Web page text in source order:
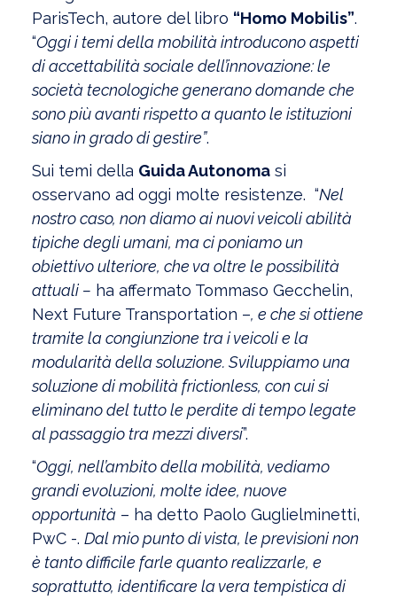
ParisTech, autore del libro “Homo Mobilis”.
“Oggi i temi della mobilità introducono aspetti
di accettabilità sociale dell’innovazione: le
società tecnologiche generano domande che
sono più avanti rispetto a quanto le istituzioni
siano in grado di gestire”.
Sui temi della Guida Autonoma si
osservano ad oggi molte resistenze. “Nel
nostro caso, non diamo ai nuovi veicoli abilità
tipiche degli umani, ma ci poniamo un
obiettivo ulteriore, che va oltre le possibilità
attuali – ha affermato Tommaso Gecchelin,
Next Future Transportation –, e che si ottiene
tramite la congiunzione tra i veicoli e la
modularità della soluzione. Sviluppiamo una
soluzione di mobilità frictionless, con cui si
eliminano del tutto le perdite di tempo legate
al passaggio tra mezzi diversi”.
“Oggi, nell’ambito della mobilità, vediamo
grandi evoluzioni, molte idee, nuove
opportunità – ha detto Paolo Guglielminetti,
PwC -. Dal mio punto di vista, le previsioni non
è tanto difficile farle quanto realizzarle, e
soprattutto, identificare la vera tempistica di